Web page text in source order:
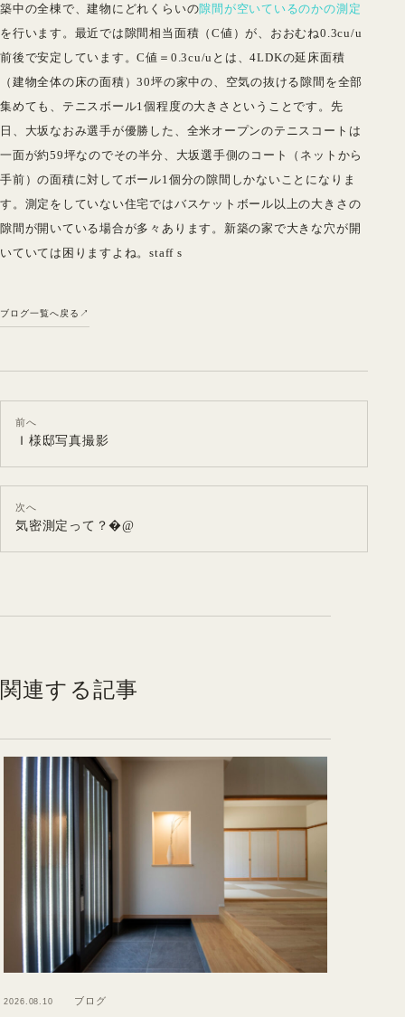
築中の全棟で、建物にどれくらいの隙間が空いているのかの測定
を行います。最近では隙間相当面積（C値）が、おおむね0.3cu/u
前後で安定しています。C値＝0.3cu/uとは、4LDKの延床面積
（建物全体の床の面積）30坪の家中の、空気の抜ける隙間を全部
集めても、テニスボール1個程度の大きさということです。先
日、大坂なおみ選手が優勝した、全米オープンのテニスコートは
一面が約59坪なのでその半分、大坂選手側のコート（ネットから
手前）の面積に対してボール1個分の隙間しかないことになりま
す。測定をしていない住宅ではバスケットボール以上の大きさの
隙間が開いている場合が多々あります。新築の家で大きな穴が開
いていては困りますよね。staff s
ブログ一覧へ戻る
前へ
Ｉ様邸写真撮影
次へ
気密測定って？�@
関連する記事
2026.08.10 ブログ